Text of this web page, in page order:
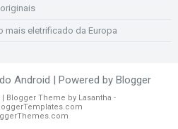
mais eletrificado da Europa
Android | Powered by Blogger
| Blogger Theme by Lasantha -